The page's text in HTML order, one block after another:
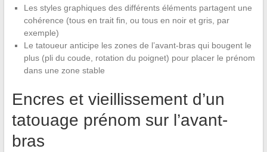
Les styles graphiques des différents éléments partagent une
cohérence (tous en trait fin, ou tous en noir et gris, par
exemple)
Le tatoueur anticipe les zones de l’avant-bras qui bougent le
plus (pli du coude, rotation du poignet) pour placer le prénom
dans une zone stable
Encres et vieillissement d’un
tatouage prénom sur l’avant-
bras